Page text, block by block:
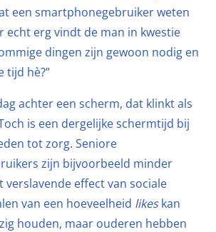
een smartphonegebruiker weten
echt erg vindt de man in kwestie
dingen zijn gewoon nodig en
tijd hè?”
achter een scherm, dat klinkt als
is een dergelijke schermtijd bij
tot zorg. Seniore
zijn bijvoorbeeld minder
effect van sociale
van een hoeveelheid likeskan
houden, maar ouderen hebben